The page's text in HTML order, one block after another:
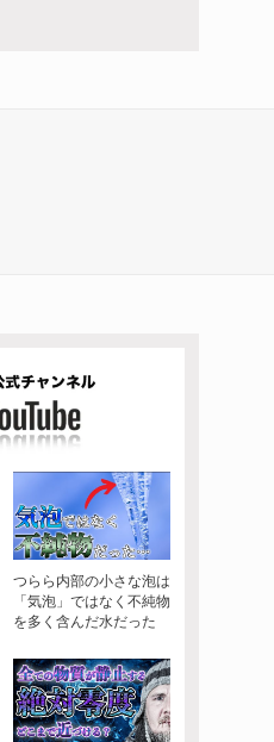
つらら内部の小さな泡は
「気泡」ではなく不純物
を多く含んだ水だった